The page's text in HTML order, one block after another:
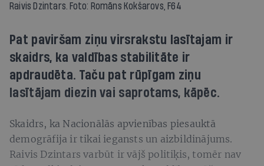
Raivis Dzintars. Foto: Romāns Kokšarovs, F64
Pat paviršam ziņu virsrakstu lasītajam ir
skaidrs, ka valdības stabilitāte ir
apdraudēta. Taču pat rūpīgam ziņu
lasītājam diezin vai saprotams, kāpēc.
Skaidrs, ka Nacionālās apvienības piesauktā
demogrāfija ir tikai iegansts un aizbildinājums.
Raivis Dzintars varbūt ir vājš politiķis, tomēr nav